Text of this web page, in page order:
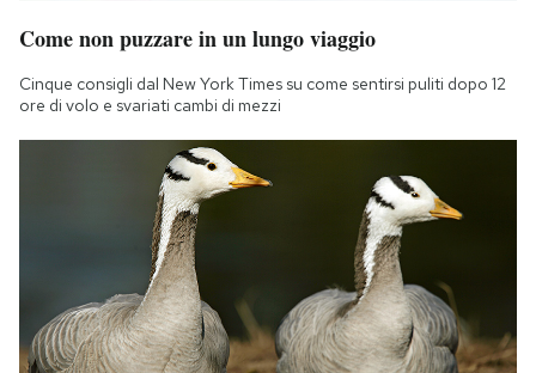
Area Personale
Notifiche mobile
Hai bisogno di aiuto?
Come non puzzare in un lungo viaggio
Cinque consigli dal New York Times su come sentirsi puliti dopo 12
ore di volo e svariati cambi di mezzi